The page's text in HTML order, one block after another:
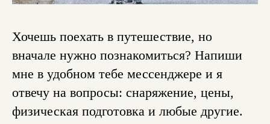
Хочешь поехать в путешествие, но
вначале нужно познакомиться? Напиши
мне в удобном тебе мессенджере и я
отвечу на вопросы: снаряжение, цены,
физическая подготовка и любые другие.